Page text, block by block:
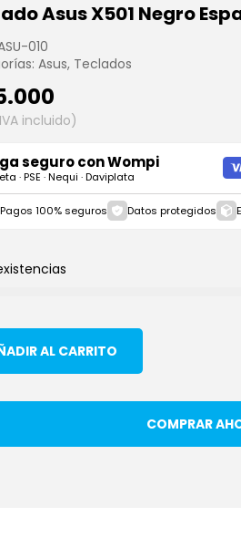
Asus X501 Negro
010
Asus, Teclados
incluido)
seguro conWompi
· PSE · Nequi · Daviplata
Pagos 100% seguros Datos protegidos
AL CARRITO
COMPRAR